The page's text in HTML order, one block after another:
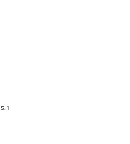
5.1